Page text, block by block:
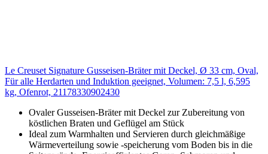
Le Creuset Signature Gusseisen-Bräter mit Deckel, Ø 33 cm, Oval,
Für alle Herdarten und Induktion geeignet, Volumen: 7,5 l, 6,595
kg, Ofenrot, 21178330902430
Ovaler Gusseisen-Bräter mit Deckel zur Zubereitung von
köstlichen Braten und Geflügel am Stück
Ideal zum Warmhalten und Servieren durch gleichmäßige
Wärmeverteilung sowie -speicherung vom Boden bis in die